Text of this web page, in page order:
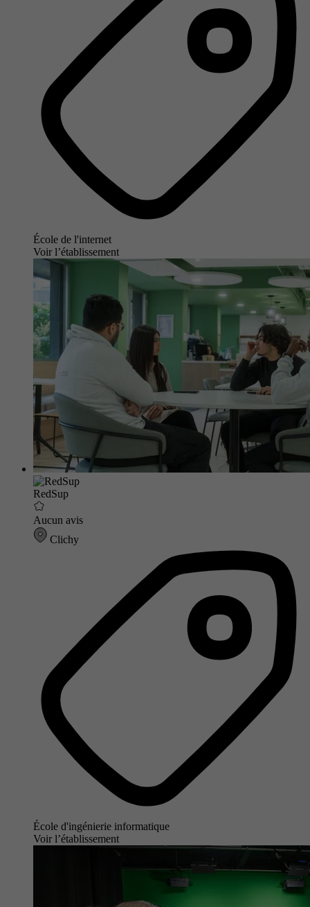
École de l'internet
Voir l’établissement
RedSup
Aucun avis
Clichy
École d'ingénierie informatique
Voir l’établissement